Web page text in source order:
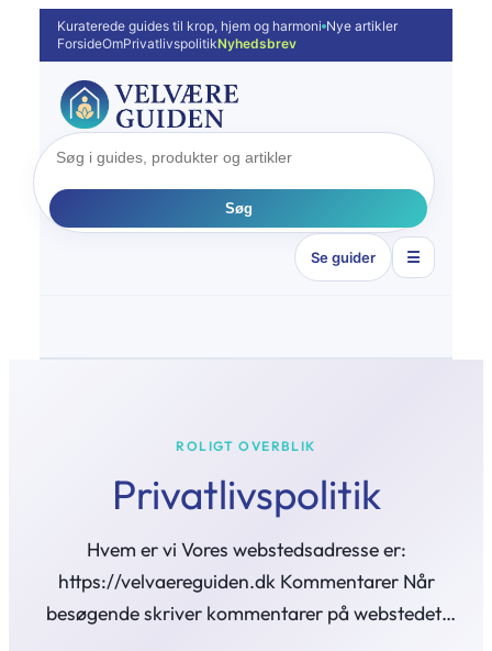
Spring
indhold
Kuraterede guides til krop, hjem og harmoni Nye artikler
ForsideOmPrivatlivspolitikNyhedsbrev
Søg
Se guider ☰
ROLIGT OVERBLIK
Privatlivspolitik
Hvem er vi Vores webstedsadresse er:
https://velvaereguiden.dk Kommentarer Når
besøgende skriver kommentarer på webstedet,